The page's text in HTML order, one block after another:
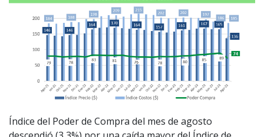
Índice del Poder de Compra del mes de agosto